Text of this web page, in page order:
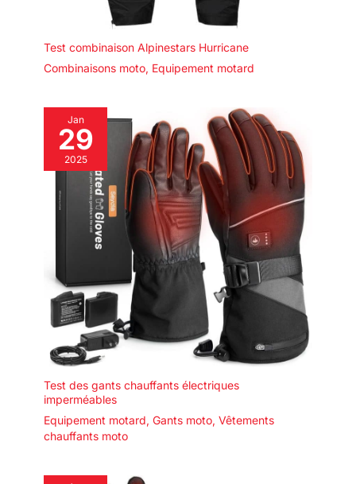
Test combinaison Alpinestars Hurricane
Combinaisons moto, Equipement motard
Jan
29
2025
Test des gants chauffants électriques
imperméables
Equipement motard, Gants moto, Vêtements
chauffants moto